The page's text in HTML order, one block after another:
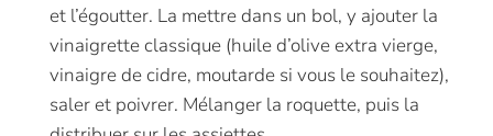
et l’égoutter. La mettre dans un bol, y ajouter la
vinaigrette classique (huile d’olive extra vierge,
vinaigre de cidre, moutarde si vous le souhaitez),
saler et poivrer. Mélanger la roquette, puis la